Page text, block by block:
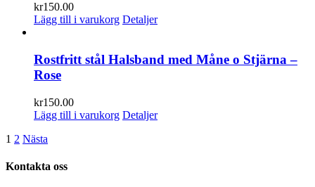
kr150.00
Lägg till i varukorg Detaljer
Rostfritt stål Halsband med Måne o Stjärna –
Rose
kr150.00
Lägg till i varukorg Detaljer
1 2 Nästa
Kontakta oss